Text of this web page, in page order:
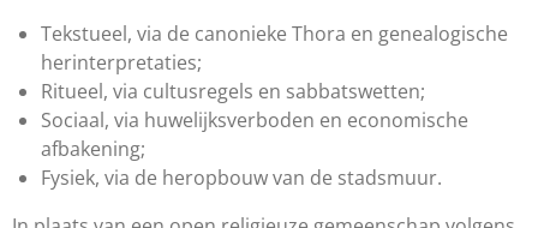
Tekstueel, via de canonieke Thora en genealogische
herinterpretaties;
Ritueel, via cultusregels en sabbatswetten;
Sociaal, via huwelijksverboden en economische
afbakening;
Fysiek, via de heropbouw van de stadsmuur.